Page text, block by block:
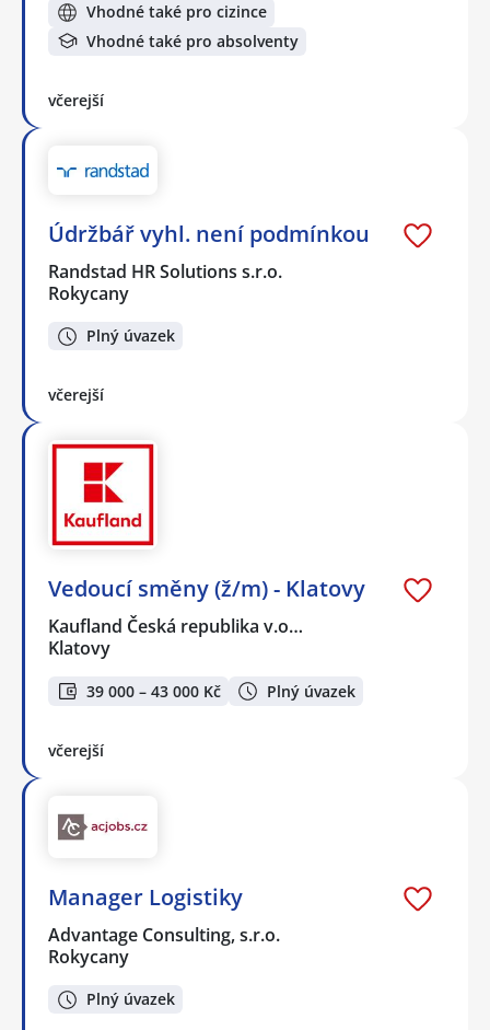
Vhodné také pro cizince
Vhodné také pro absolventy
včerejší
Údržbář vyhl. není podmínkou
Randstad HR Solutions s.r.o.
Rokycany
Plný úvazek
včerejší
Vedoucí směny (ž/m) - Klatovy
Kaufland Česká republika v.o…
Klatovy
39 000 – 43 000 Kč Plný úvazek
včerejší
Manager Logistiky
Advantage Consulting, s.r.o.
Rokycany
Plný úvazek